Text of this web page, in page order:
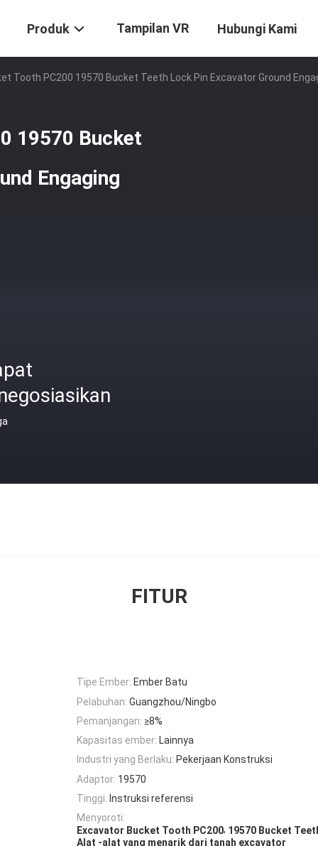
Produk Tampilan VR Hubungi Kami
Tooth PC200 19570 Bucket Teeth Lock Pin Excavator Ground
19570 Bucket
Engaging
FITUR
Tipe Ember: Ember Batu
Pelabuhan: Guangzhou/Ningbo
Pemanjangan: ≥8%
Kapasitas ember: Lainnya
Industri yang Berlaku: Pekerjaan Konstruksi
Adaptor: 19570
Tinggi: Instruksi referensi
Menyoroti:
Excavator Bucket Tooth PC200, 19570 Bucket
Alat -alat yang menarik dari tanah excavator